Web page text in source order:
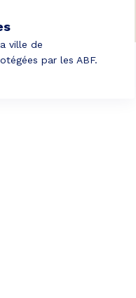
ville de
par les ABF.